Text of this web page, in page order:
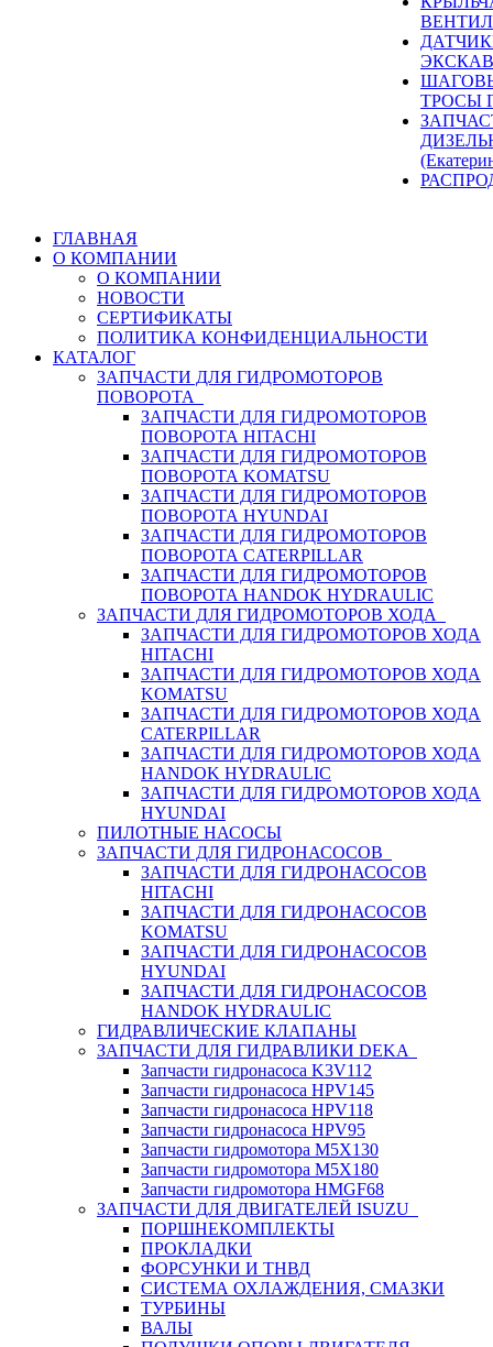
ТРОСЫ
ГЛАВНАЯ
О КОМПАНИИ
О КОМПАНИИ
НОВОСТИ
СЕРТИФИКАТЫ
ПОЛИТИКА КОНФИДЕНЦИАЛЬНОСТИ
КАТАЛОГ
ЗАПЧАСТИ ДЛЯ ГИДРОМОТОРОВ
ПОВОРОТА
ЗАПЧАСТИ ДЛЯ ГИДРОМОТОРОВ
ПОВОРОТА HITACHI
ЗАПЧАСТИ ДЛЯ ГИДРОМОТОРОВ
ПОВОРОТА KOMATSU
ЗАПЧАСТИ ДЛЯ ГИДРОМОТОРОВ
ПОВОРОТА HYUNDAI
ЗАПЧАСТИ ДЛЯ ГИДРОМОТОРОВ
ПОВОРОТА CATERPILLAR
ЗАПЧАСТИ ДЛЯ ГИДРОМОТОРОВ
ПОВОРОТА HANDOK HYDRAULIC
ЗАПЧАСТИ ДЛЯ ГИДРОМОТОРОВ ХОДА
ЗАПЧАСТИ ДЛЯ ГИДРОМОТОРОВ ХОДА
HITACHI
ЗАПЧАСТИ ДЛЯ ГИДРОМОТОРОВ ХОДА
KOMATSU
ЗАПЧАСТИ ДЛЯ ГИДРОМОТОРОВ ХОДА
CATERPILLAR
ЗАПЧАСТИ ДЛЯ ГИДРОМОТОРОВ ХОДА
HANDOK HYDRAULIC
ЗАПЧАСТИ ДЛЯ ГИДРОМОТОРОВ ХОДА
HYUNDAI
ПИЛОТНЫЕ НАСОСЫ
ЗАПЧАСТИ ДЛЯ ГИДРОНАСОСОВ
ЗАПЧАСТИ ДЛЯ ГИДРОНАСОСОВ
HITACHI
ЗАПЧАСТИ ДЛЯ ГИДРОНАСОСОВ
KOMATSU
ЗАПЧАСТИ ДЛЯ ГИДРОНАСОСОВ
HYUNDAI
ЗАПЧАСТИ ДЛЯ ГИДРОНАСОСОВ
HANDOK HYDRAULIC
ГИДРАВЛИЧЕСКИЕ КЛАПАНЫ
ЗАПЧАСТИ ДЛЯ ГИДРАВЛИКИ DEKA
Запчасти гидронасоса K3V112
Запчасти гидронасоса HPV145
Запчасти гидронасоса HPV118
Запчасти гидронасоса HPV95
Запчасти гидромотора M5X130
Запчасти гидромотора M5X180
Запчасти гидромотора HMGF68
ЗАПЧАСТИ ДЛЯ ДВИГАТЕЛЕЙ ISUZU
ПОРШНЕКОМПЛЕКТЫ
ПРОКЛАДКИ
ФОРСУНКИ И ТНВД
СИСТЕМА ОХЛАЖДЕНИЯ, СМАЗКИ
ТУРБИНЫ
ВАЛЫ